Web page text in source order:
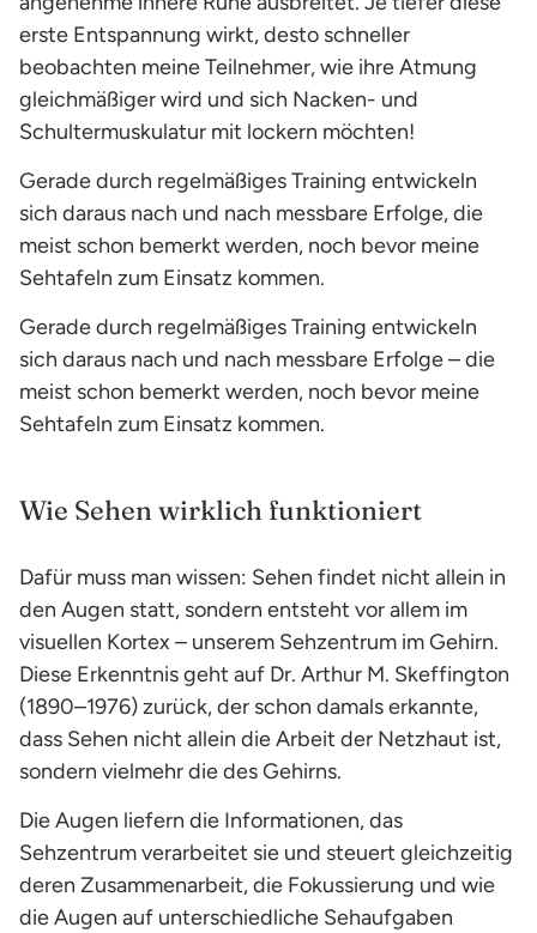
erste Entspannung wirkt, desto schneller
beobachten meine Teilnehmer, wie ihre Atmung
gleichmäßiger wird und sich Nacken- und
Schultermuskulatur mit lockern möchten!
Gerade durch regelmäßiges Training entwickeln
sich daraus nach und nach messbare Erfolge, die
meist schon bemerkt werden, noch bevor meine
Sehtafeln zum Einsatz kommen.
Gerade durch regelmäßiges Training entwickeln
sich daraus nach und nach messbare Erfolge – die
meist schon bemerkt werden, noch bevor meine
Sehtafeln zum Einsatz kommen.
Wie Sehen wirklich funktioniert
Dafür muss man wissen: Sehen findet nicht allein in
den Augen statt, sondern entsteht vor allem im
visuellen Kortex – unserem Sehzentrum im Gehirn.
Diese Erkenntnis geht auf Dr. Arthur M. Skeffington
(1890–1976) zurück, der schon damals erkannte,
dass Sehen nicht allein die Arbeit der Netzhaut ist,
sondern vielmehr die des Gehirns.
Die Augen liefern die Informationen, das
Sehzentrum verarbeitet sie und steuert gleichzeitig
deren Zusammenarbeit, die Fokussierung und wie
die Augen auf unterschiedliche Sehaufgaben